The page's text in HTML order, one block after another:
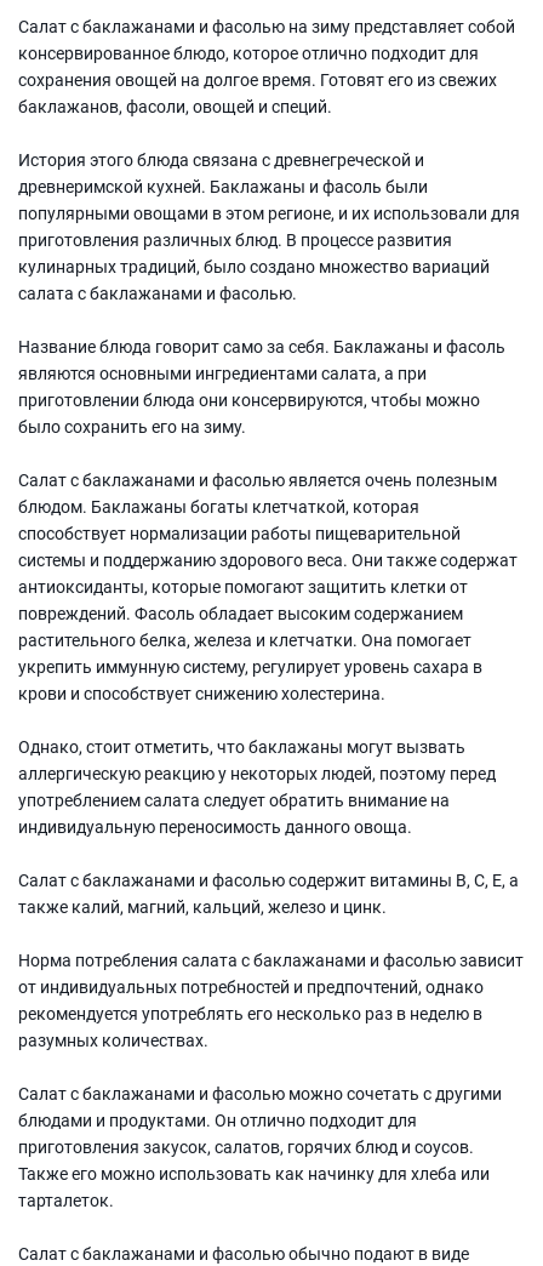
Салат с баклажанами и фасолью на зиму представляет собой
консервированное блюдо, которое отлично подходит для
сохранения овощей на долгое время. Готовят его из свежих
баклажанов, фасоли, овощей и специй.
История этого блюда связана с древнегреческой и
древнеримской кухней. Баклажаны и фасоль были
популярными овощами в этом регионе, и их использовали для
приготовления различных блюд. В процессе развития
кулинарных традиций, было создано множество вариаций
салата с баклажанами и фасолью.
Название блюда говорит само за себя. Баклажаны и фасоль
являются основными ингредиентами салата, а при
приготовлении блюда они консервируются, чтобы можно
было сохранить его на зиму.
Салат с баклажанами и фасолью является очень полезным
блюдом. Баклажаны богаты клетчаткой, которая
способствует нормализации работы пищеварительной
системы и поддержанию здорового веса. Они также содержат
антиоксиданты, которые помогают защитить клетки от
повреждений. Фасоль обладает высоким содержанием
растительного белка, железа и клетчатки. Она помогает
укрепить иммунную систему, регулирует уровень сахара в
крови и способствует снижению холестерина.
Однако, стоит отметить, что баклажаны могут вызвать
аллергическую реакцию у некоторых людей, поэтому перед
употреблением салата следует обратить внимание на
индивидуальную переносимость данного овоща.
Салат с баклажанами и фасолью содержит витамины В, С, Е, а
также калий, магний, кальций, железо и цинк.
Норма потребления салата с баклажанами и фасолью зависит
от индивидуальных потребностей и предпочтений, однако
рекомендуется употреблять его несколько раз в неделю в
разумных количествах.
Салат с баклажанами и фасолью можно сочетать с другими
блюдами и продуктами. Он отлично подходит для
приготовления закусок, салатов, горячих блюд и соусов.
Также его можно использовать как начинку для хлеба или
тарталеток.
Салат с баклажанами и фасолью обычно подают в виде